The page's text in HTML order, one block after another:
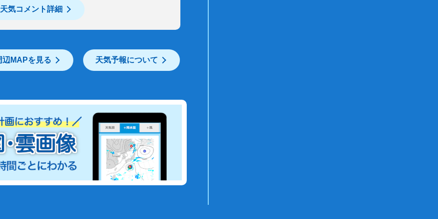
気コメント詳細
辺MAPを見る 天気予報について